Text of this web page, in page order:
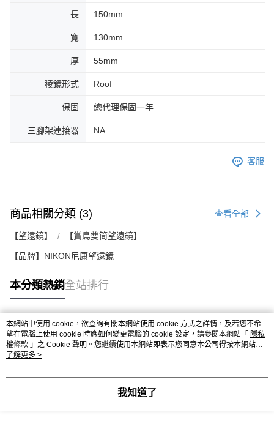
長 150mm
寬 130mm
厚 55mm
稜鏡形式 Roof
保固 總代理保固一年
三腳架連接器 NA
客服
商品相關分類 (3) 查看全部
【望遠鏡】 【賞鳥雙筒望遠鏡】
【品牌】NIKON尼康望遠鏡
本分類熱銷全站排行
熱門標籤
本網站中使用 cookie，欲查詢有關本網站使用 cookie 方式之詳情，及若您不希
望在電腦上使用 cookie 時應如何變更電腦的 cookie 設定，請參閱本網站「 隱私
權條款 」之 Cookie 聲明。您繼續使用本網站即表示您同意本公司得按本網站使
用條款之 Cookie 聲明使用 cookie。
了解更多 >
我知道了